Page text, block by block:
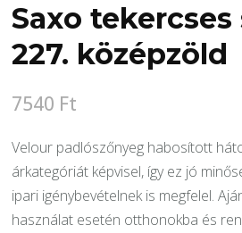
Saxo tekercses
227. középzöld
7540 Ft
Velour padlószőnyeg habosított
árkategóriát képvisel, így ez jó
ipari igénybevételnek is megfelel.
használat esetén otthonokba és